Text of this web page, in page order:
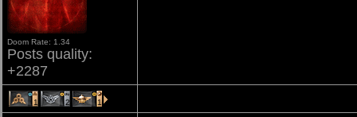
Doom Rate: 1.34
Posts quality:
+2287
1 2 1